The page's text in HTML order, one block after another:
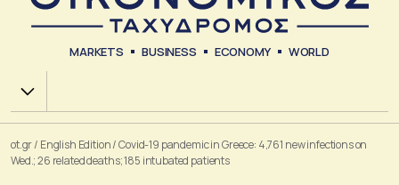
MARKETS BUSINESS ECONOMY WORLD
Χ.Α.
ot.gr/ English Edition/Covid-19 pandemic in Greece: 4,761 new infections on
Wed.; 26 related deaths; 185 intubated patients